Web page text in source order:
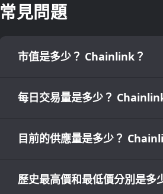
常見問題
市值是多少？ Chainlink？
每日交易量是多少？
目前的供應量是多少？
歷史最高價和最低價分別是